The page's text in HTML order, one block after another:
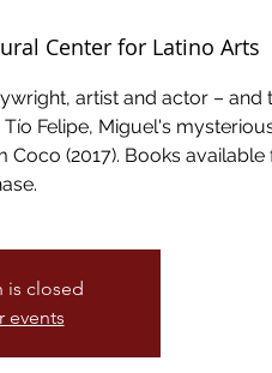
Center for Latino Arts
artist and actor – and
Felipe, Miguel's
Coco (2017). Books available
is closed
events